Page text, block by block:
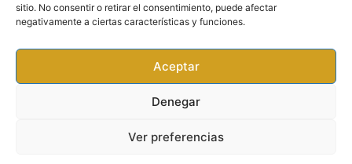
sitio. No consentir o retirar el consentimiento, puede afectar
negativamente a ciertas características y funciones.
Aceptar
Denegar
Ver preferencias